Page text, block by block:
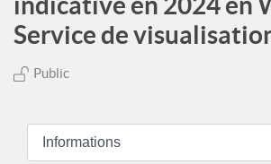
Service de
Public